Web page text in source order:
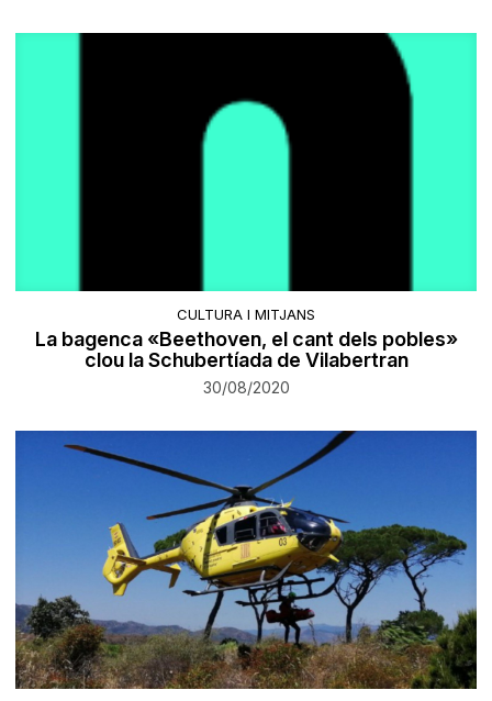
CULTURA I MITJANS
La bagenca «Beethoven, el cant dels pobles»
clou la Schubertíada de Vilabertran
30/08/2020